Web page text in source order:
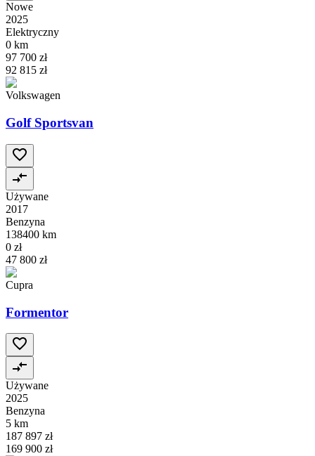
Nowe
2025
Elektryczny
0 km
97 700 zł
92 815 zł
Volkswagen
Golf Sportsvan
Używane
2017
Benzyna
138400 km
0 zł
47 800 zł
Cupra
Formentor
Używane
2025
Benzyna
5 km
187 897 zł
169 900 zł